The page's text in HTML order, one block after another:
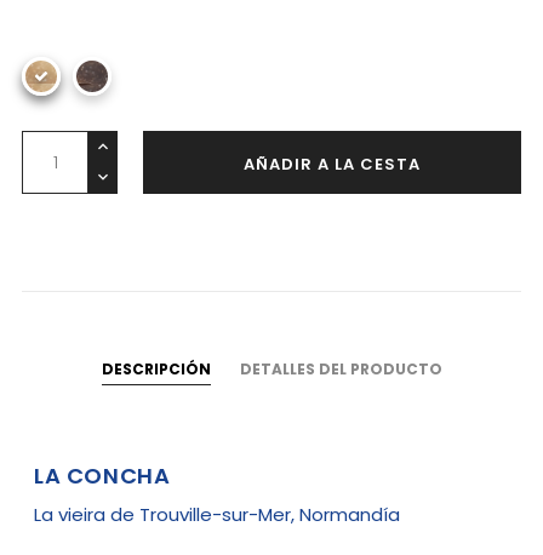
AÑADIR A LA CESTA
DESCRIPCIÓN DETALLES DEL PRODUCTO
LA CONCHA
La vieira de Trouville-sur-Mer, Normandía